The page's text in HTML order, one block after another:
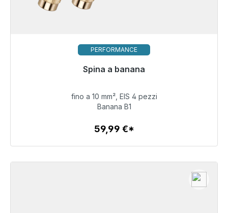
PERFORMANCE
Spina a banana
Pronto per la spedizione immediata, tempo di
59,99 €
Dettagli
fino a 10 mm², EIS 4 pezzi
Banana B1
59,99 €*